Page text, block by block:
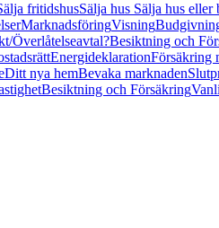
fritidshusSälja hus Sälja hus eller
MarknadsföringVisning
Överlåtelseavtal?Besiktning och
EnergideklarationFörsäkring
Ditt nya hemBevaka marknaden
Besiktning och Försäkring